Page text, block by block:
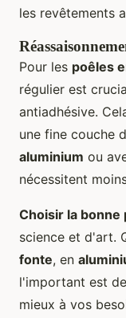
les revêtements
Pour les poêles
régulier est
antiadhésive.
une fine couche
aluminium ou
nécessitent
Choisir la bonne
science et d'art.
fonte, en
l'important est
mieux à vos